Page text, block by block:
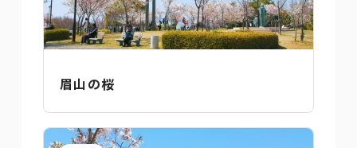
眉山の桜